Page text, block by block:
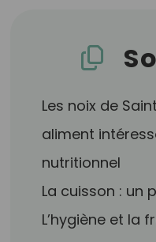
Les noix de
aliment
nutritionnel
La cuisson : un
L’hygiène et la